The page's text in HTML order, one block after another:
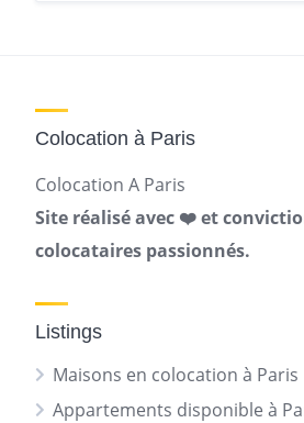
Colocation à Paris
Colocation A Paris
Site réalisé avec ❤️ et
colocataires passionnés.
Listings
Maisons en colocation à Paris
Appartements disponible à